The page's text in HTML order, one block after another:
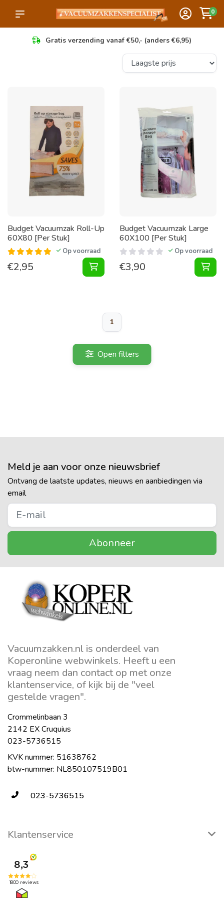
0
Gratis verzending vanaf €50,- (anders €6,95)
Budget Vacuumzak Roll-Up
60X80 [Per Stuk]
Op voorraad
€2,95 Vacuumzak Roll-Up 60X80 [Per
Budget Vacuumzak Large
60X100 [Per Stuk]
Op voorraad
€3,90
1
Open filters
Meld je aan voor onze nieuwsbrief
Ontvang de laatste updates, nieuws en aanbiedingen via
email
Abonneer
Vacuumzakken.nl is onderdeel van
Koperonline webwinkels. Heeft u een
vraag neem dan contact op met onze
klantenservice, of kijk bij de "veel
gestelde vragen".
Crommelinbaan 3
2142 EX Cruquius
023-5736515
KVK nummer: 51638762
btw-nummer: NL850107519B01
023-5736515
Klantenservice